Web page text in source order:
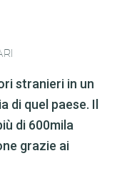
stranieri in un
di quel paese. Il
di 600mila
grazie ai